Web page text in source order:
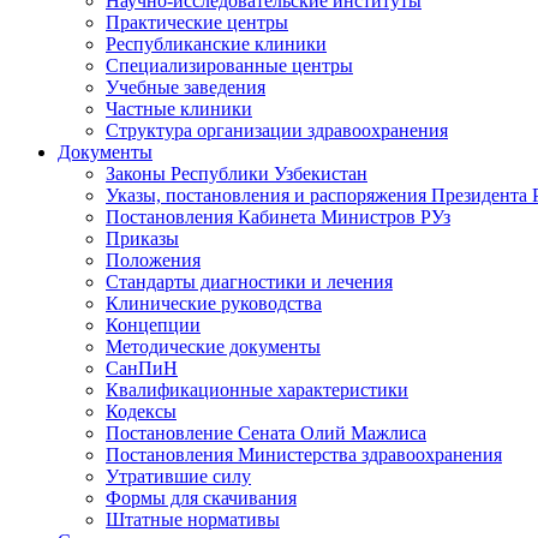
Практические центры
Республиканские клиники
Специализированные центры
Учебные заведения
Частные клиники
Структура организации здравоохранения
Документы
Законы Республики Узбекистан
Указы, постановления и распоряжения Президента
Постановления Кабинета Министров РУз
Приказы
Положения
Стандарты диагностики и лечения
Клинические руководства
Концепции
Методические документы
СанПиН
Квалификационные характеристики
Кодексы
Постановление Сената Олий Мажлиса
Постановления Министерства здравоохранения
Утратившие силу
Формы для скачивания
Штатные нормативы